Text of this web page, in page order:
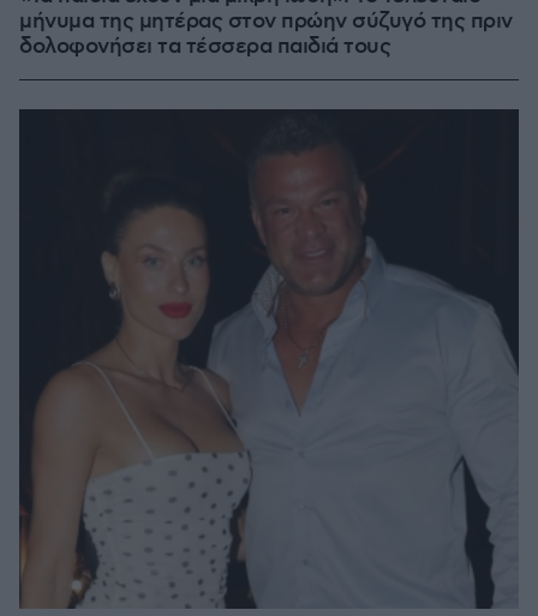
μήνυμα της μητέρας στον πρώην σύζυγό της πριν
δολοφονήσει τα τέσσερα παιδιά τους